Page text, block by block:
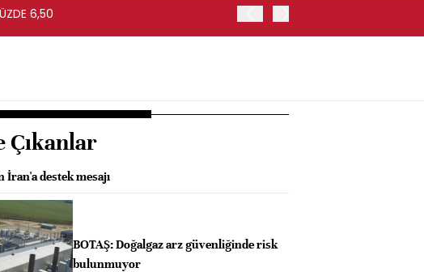
6,50
Çıkanlar
İran'a destek mesajı
BOTAŞ: Doğalgaz arz güvenliğinde risk
bulunmuyor